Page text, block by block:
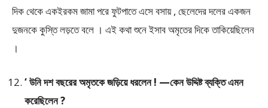
দিক থেকে একইরকম জামা পরে ফুটপাতে এসে বসায় , ছেলেদের দলের একজন
দুজনকে কুস্তি লড়তে বলে । এই কথা শুনে ইসাব অমৃতের দিকে তাকিয়েছিলেন
।
‘ উনি দশ বছরের অমৃতকে জড়িয়ে ধরলেন ! —কেন উদ্দিষ্ট ব্যক্তি এমন
করেছিলেন ?